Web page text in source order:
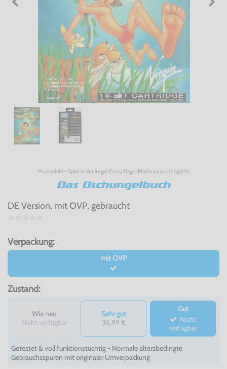
Musterbild - Spiel in der Regel Erstauflage (Platinum o.ä. möglich)
Das Dschungelbuch
DE Version, mit OVP, gebraucht
Verpackung:
mit OVP
Zustand:
Wie neu
Nicht verfügbar
Sehr gut
36,99 €
Gut
verfügbar
Getestet & voll funktionstüchtig - Normale altersbedingte
Gebrauchsspuren mit originaler Umverpackung